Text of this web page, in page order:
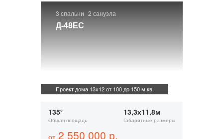
3 спальни 2 санузла
Д-48ЕС
Проект дома 13х12 от 100 до 150 м.кв.
135²
Общая площадь
13,3х11,8м
Габаритные размеры
от2 550 000 р.